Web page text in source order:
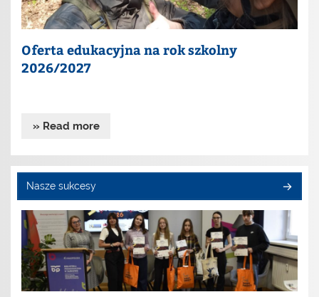
Oferta edukacyjna na rok szkolny
2026/2027
» Read more
Nasze sukcesy